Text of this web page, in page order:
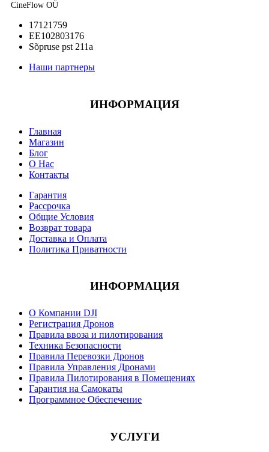
CineFlow OÜ
17121759
EE102803176
Sõpruse pst 211a
Наши партнеры
ИНФОРМАЦИЯ
Главная
Магазин
Блог
О Нас
Контакты
Гарантия
Рассрочка
Общие Условия
Возврат товара
Доставка и Оплата
Политика Приватности
ИНФОРМАЦИЯ
О Компании DJI
Регистрация Дронов
Правила ввоза и пилотирования
Техника Безопасности
Правила Перевозки Дронов
Правила Управления Дронами
Правила Пилотирования в Помещениях
Гарантия на Самокаты
Программное Обеспечение
УСЛУГИ